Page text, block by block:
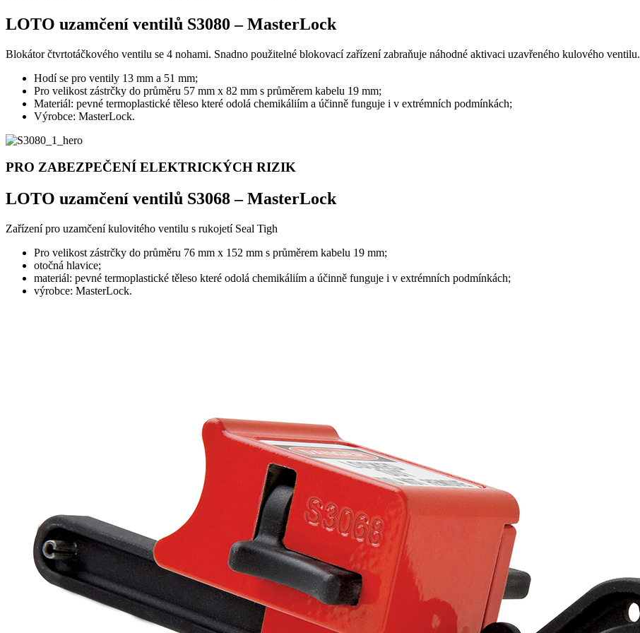
LOTO uzamčení ventilů S3080 – MasterLock
Blokátor čtvrtotáčkového ventilu se 4 nohami. Snadno použitelné blokovací zařízení zabraňuje náhodné aktivaci uzavřeného kulového ventilu.
Hodí se pro ventily 13 mm a 51 mm;
Pro velikost zástrčky do průměru 57 mm x 82 mm s průměrem kabelu 19 mm;
Materiál: pevné termoplastické těleso které odolá chemikáliím a účinně funguje i v extrémních podmínkách;
Výrobce: MasterLock.
PRO ZABEZPEČENÍ ELEKTRICKÝCH RIZIK
LOTO uzamčení ventilů S3068 – MasterLock
Zařízení pro uzamčení kulovitého ventilu s rukojetí Seal Tigh
Pro velikost zástrčky do průměru 76 mm x 152 mm s průměrem kabelu 19 mm;
otočná hlavice;
materiál: pevné termoplastické těleso které odolá chemikáliím a účinně funguje i v extrémních podmínkách;
výrobce: MasterLock.